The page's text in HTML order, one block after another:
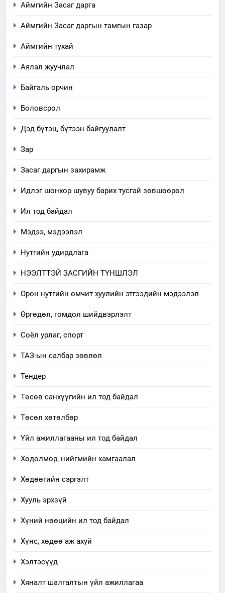
Аймгийн Засаг дарга
Аймгийн Засаг даргын тамгын газар
Аймгийн тухай
Аялал жуучлал
Байгаль орчин
Боловсрол
Дэд бүтэц, бүтээн байгуулалт
Зар
Засаг даргын захирамж
Идлэг шонхор шувуу барих тусгай зөвшөөрөл
Ил тод байдал
Мэдээ, мэдээлэл
Нутгийн удирдлага
НЭЭЛТТЭЙ ЗАСГИЙН ТҮНШЛЭЛ
Орон нутгийн өмчит хуулийн этгээдийн мэдээлэл
Өргөдөл, гомдол шийдвэрлэлт
Соёл урлаг, спорт
ТАЗ-ын салбар зөвлөл
Тендер
Төсөв санхүүгийн ил тод байдал
Төсөл хөтөлбөр
Үйл ажиллагааны ил тод байдал
Хөдөлмөр, нийгмийн хамгаалал
Хөдөөгийн сэргэлт
Хууль эрхзүй
Хүний нөөцийн ил тод байдал
Хүнс, хөдөө аж ахуй
Хэлтэсүүд
Хяналт шалгалтын үйл ажиллагаа
5
зохион байгуулах арга
ТАЗ-ЫН САЛБАР ЗӨВЛӨЛ
байгаа хууль тогтоомж
8
явуулж байгаа үйл ажиллагаа,
технологийн хүн, мал, амьтны
мэдээлэл
1
НЭЭЛТТЭЙ ЗАСГИЙН ТҮНШЛЭЛ
“БИД ИРГЭДЭЭ СОНСОЖ,